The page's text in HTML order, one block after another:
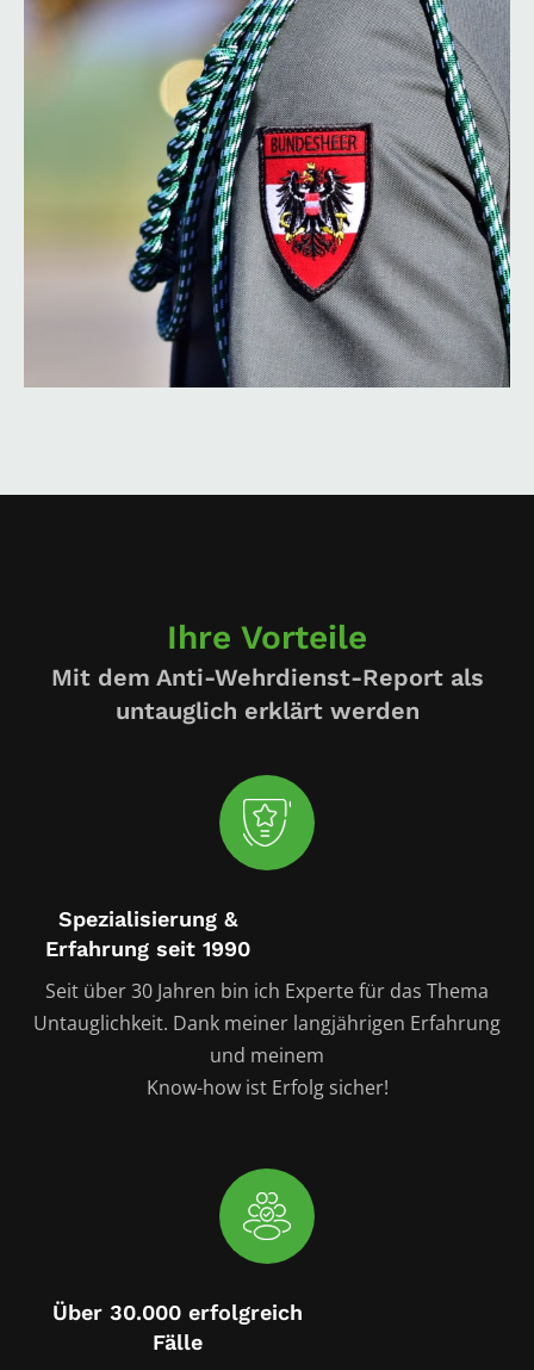
Ihre Vorteile
Mit dem Anti-Wehrdienst-Report als
untauglich erklärt werden
Spezialisierung &
Erfahrung seit 1990
Seit über 30 Jahren bin ich Experte für das Thema
Untauglichkeit. Dank meiner langjährigen Erfahrung
und meinem
Know-how ist Erfolg sicher!
Über 30.000 erfolgreich
Fälle